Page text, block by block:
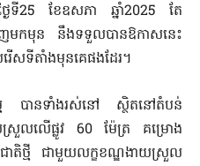
ងៃទី25 ខែឧសភា ឆ្នាំ2025 តែ
មកមុន នឹងទទួលបានឱកាសនេះ
សទីតាំងមុនគេផងដែរ។
ម បានទាំងរស់នៅ ស្ថិតនៅតំបន់
រួលលើផ្លូវ 60 ម៉ែត្រ គម្រោង
ាតិថ្មី ជាមួយលក្ខខណ្ឌងាយស្រួល